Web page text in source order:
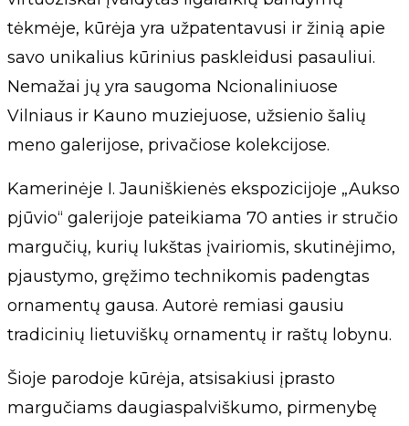
tėkmėje, kūrėja yra užpatentavusi ir žinią apie
savo unikalius kūrinius paskleidusi pasauliui.
Nemažai jų yra saugoma Ncionaliniuose
Vilniaus ir Kauno muziejuose, užsienio šalių
meno galerijose, privačiose kolekcijose.
Kamerinėje I. Jauniškienės ekspozicijoje „Aukso
pjūvio“ galerijoje pateikiama 70 anties ir stručio
margučių, kurių lukštas įvairiomis, skutinėjimo,
pjaustymo, gręžimo technikomis padengtas
ornamentų gausa. Autorė remiasi gausiu
tradicinių lietuviškų ornamentų ir raštų lobynu.
Šioje parodoje kūrėja, atsisakiusi įprasto
margučiams daugiaspalviškumo, pirmenybę